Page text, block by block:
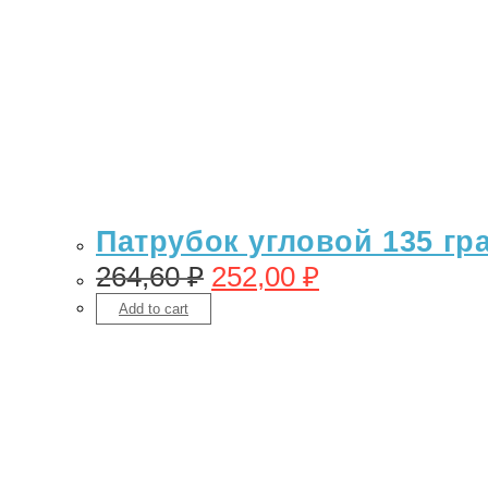
Патрубок угловой 135
264,60₽ 252,00 ₽
Add to cart